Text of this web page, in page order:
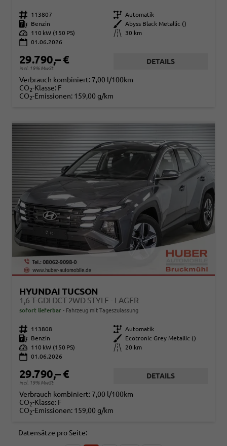
Fahrzeugnr. 113807 Getriebe Automatik
Kraftstoff
Benzin Außenfarbe
Abyss Black Metallic ()
Leistung
110 kW (150 PS) Kilometerstand
30 km
01.06.2026
29.790,– €
incl. 19% MwSt.
DETAILS
Verbrauch kombiniert: 7,00 l/100km
CO2-Klasse: F
CO2-Emissionen: 159,00 g/km
HYUNDAI TUCSON
1,6 T-GDI DCT 2WD STYLE - LAGER
sofort lieferbar Fahrzeug mit Tageszulassung
Fahrzeugnr. 113808 Getriebe Automatik
Kraftstoff
Benzin Außenfarbe
Ecotronic Grey Metallic ()
Leistung
110 kW (150 PS) Kilometerstand
20 km
01.06.2026
29.790,– €
incl. 19% MwSt.
DETAILS
Verbrauch kombiniert: 7,00 l/100km
CO2-Klasse: F
CO2-Emissionen: 159,00 g/km
Datensätze pro Seite: